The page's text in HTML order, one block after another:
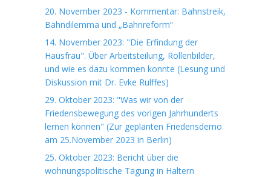
20. November 2023 - Kommentar: Bahnstreik,
Bahndilemma und „Bahnreform“
14. November 2023: "Die Erfindung der
Hausfrau". Über Arbeitsteilung, Rollenbilder,
und wie es dazu kommen konnte (Lesung und
Diskussion mit Dr. Evke Rulffes)
29. Oktober 2023: "Was wir von der
Friedensbewegung des vorigen Jahrhunderts
lernen können" (Zur geplanten Friedensdemo
am 25.November 2023 in Berlin)
25. Oktober 2023: Bericht über die
wohnungspolitische Tagung in Haltern